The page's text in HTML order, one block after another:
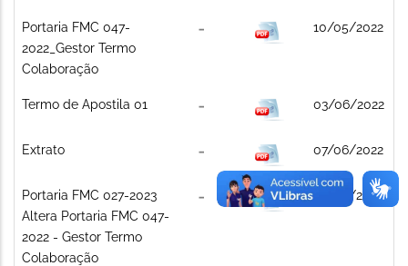
Portaria FMC 047-
2022_Gestor Termo
Colaboração
10/05/2022
Termo de Apostila 01 03/06/2022
Extrato 07/06/2022
Portaria FMC 027-2023
Altera Portaria FMC 047-
2022 - Gestor Termo
Colaboração
30/03/2023